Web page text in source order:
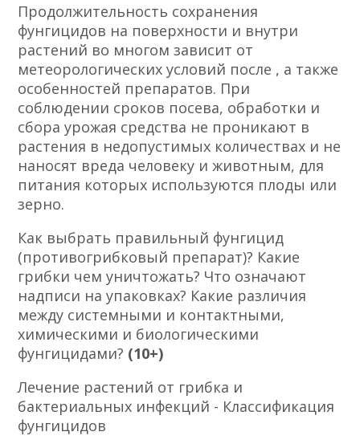
Продолжительность сохранения
фунгицидов на поверхности и внутри
растений во многом зависит от
метеорологических условий после , а также
особенностей препаратов. При
соблюдении сроков посева, обработки и
сбора урожая средства не проникают в
растения в недопустимых количествах и не
наносят вреда человеку и животным, для
питания которых используются плоды или
зерно.
Как выбрать правильный фунгицид
(противогрибковый препарат)? Какие
грибки чем уничтожать? Что означают
надписи на упаковках? Какие различия
между системными и контактными,
химическими и биологическими
фунгицидами? (10+)
Лечение растений от грибка и
бактериальных инфекций - Классификация
фунгицидов